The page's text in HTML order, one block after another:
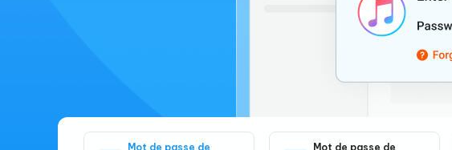
Mot de passe de
Mot de passe de